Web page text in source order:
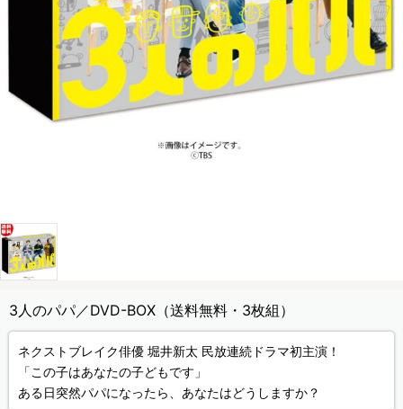
3人のパパ／DVD-BOX（送料無料・3枚組）
ネクストブレイク俳優 堀井新太 民放連続ドラマ初主演！
「この子はあなたの子どもです」
ある日突然パパになったら、あなたはどうしますか？